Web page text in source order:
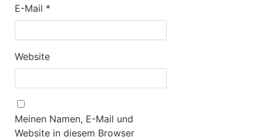
E-Mail *
Website
Meinen Namen, E-Mail und
Website in diesem Browser